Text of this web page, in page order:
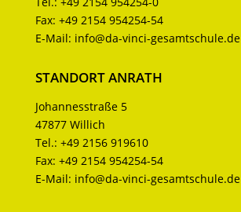
Fax: +49 2154 954254-54
E-Mail: info@da-vinci-gesamtschule.de
STANDORT ANRATH
Johannesstraße 5
47877 Willich
Tel.: +49 2156 919610
Fax: +49 2154 954254-54
E-Mail: info@da-vinci-gesamtschule.de